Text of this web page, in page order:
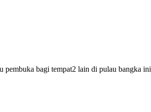
pembuka bagi tempat2 lain di pulau bangka ini